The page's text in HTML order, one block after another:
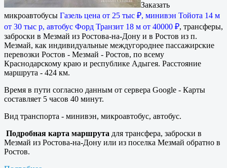
Заказать
микроавтобусы Газель цена от 25 тыс ₽, минивэн Тойота 14 м
от 30 тыс р, автобус Форд Транзит 18 м от 40000 ₽, трансферы,
заброски в Мезмай из Ростова-на-Дону и в Ростов из п.
Мезмай, как индивидуальные междугороднее пассажирские
перевозки Ростов - Мезмай - Ростов, по всему
Краснодарскому краю и республике Адыгея. Расстояние
маршрута - 424 км.
Время в пути согласно данным от сервера Google - Карты
составляет 5 часов 40 минут.
Вид транспорта - минивэн, микроавтобус, автобус.
Подробная карта маршрута для трансфера, заброски в
Мезмай из Ростова-на-Дону или из поселка Мезмай обратно в
Ростов.